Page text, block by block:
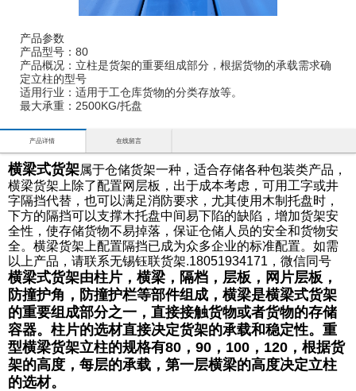
产品参数
产品型号：80
产品概况：立柱是货架的重要组成部分，根据货物的承载需求确
定立柱的型号
适用行业：适用于工仓库货物的分类存放等。
最大承重：2500KG/托盘
产品详情 在线留言
横梁式货架属于仓储货架一种，适合存储各种包装类产品，
横梁货架上除了配置网层板，出于成本考虑，可用工字或井
字隔挡代替，也可以满足消防要求，尤其使用木制托盘时，
下方的隔挡可以支撑木托盘中间易下陷的缺陷，增加货架安
全性，使存储货物不易掉落，保证仓储人员的安全和货物安
全。横梁货架上配置隔挡已成为众多企业的标准配置。如需
以上产品，请联系无锡钰联货架.18051934171，微信同号
横梁式货架由柱片，横梁，隔档，层板，网片层板，
防撞护角，防撞护栏等部件组成，横梁是横梁式货架
的重要组成部分之一，直接接触货物或者货物的存储
容器。柱片的选材直接决定货架的承载和稳定性。重
型横梁货架立柱的规格有80，90，100，120，根据货
架的高度，每层的承载，第一层横梁的高度决定立柱
的选材。